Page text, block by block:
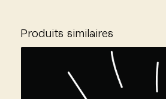
Produits similaires